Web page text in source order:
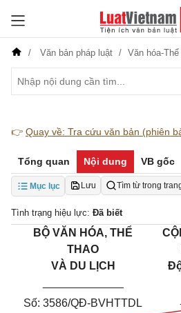
Văn bản pháp luật Văn hóa-
👉 Quay về: Tra cứu văn bản (phiên
Tổng quan Nội dung VB gốc
Mục lục Lưu Tìm từ trong
Tình trạng hiệu lực: Đã biết
BỘ VĂN HÓA, THỂ
THAO
VÀ DU LỊCH
Số: 3586/QĐ-BVHTTDL